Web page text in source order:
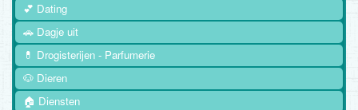
💕 Dating
🚗 Dagje uit
💊 Drogisterijen - Parfumerie
🐶 Dieren
🏠 Diensten